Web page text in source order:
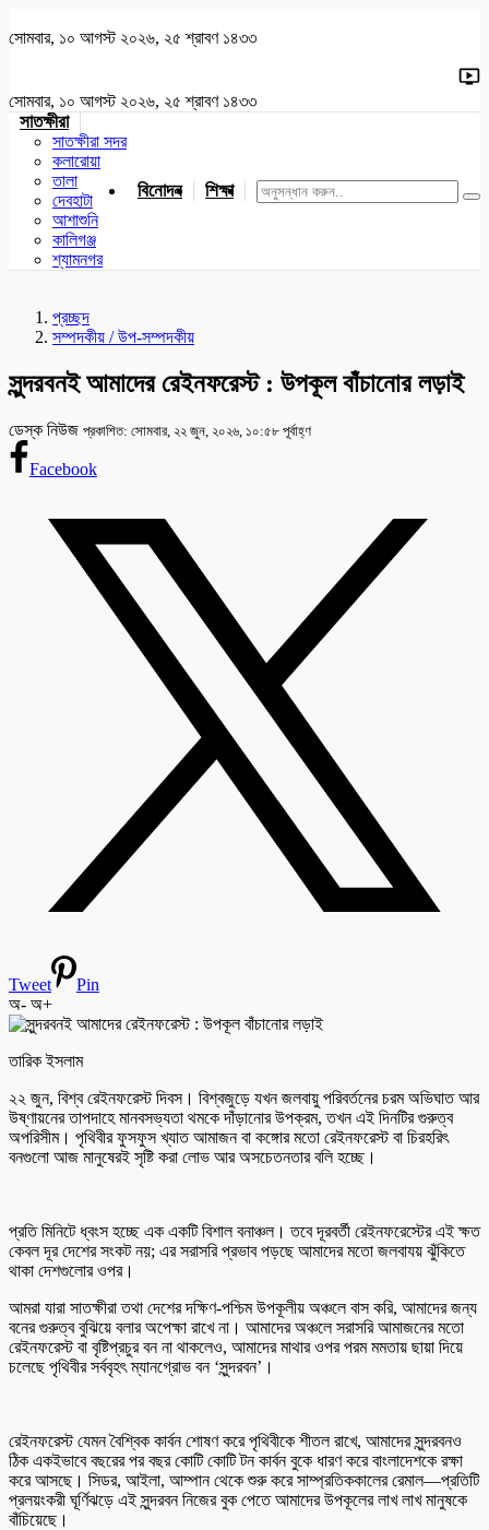
সোমবার, ১০ আগস্ট ২০২৬, ২৫ শ্রাবণ ১৪৩৩
সোমবার, ১০ আগস্ট ২০২৬, ২৫ শ্রাবণ ১৪৩৩
সাতক্ষীরা
সাতক্ষীরা সদর
কলারোয়া
তালা
দেবহাটা
আশাশুনি
কালিগঞ্জ
শ্যামনগর
বিনোদন শিক্ষা খেলাধুলা জাতীয় যশোর
প্রচ্ছদ
সম্পদকীয় / উপ-সম্পদকীয়
সুন্দরবনই আমাদের রেইনফরেস্ট : উপকূল বাঁচানোর লড়াই
ডেস্ক নিউজ প্রকাশিত: সোমবার, ২২ জুন, ২০২৬, ১০:৫৮ পূর্বাহ্ণ
Facebook
Tweet
Pin
অ- অ+
‎তারিক ইসলাম
‎২২ জুন, বিশ্ব রেইনফরেস্ট দিবস। বিশ্বজুড়ে যখন জলবায়ু পরিবর্তনের চরম অভিঘাত আর
উষ্ণায়নের তাপদাহে মানবসভ্যতা থমকে দাঁড়ানোর উপক্রম, তখন এই দিনটির গুরুত্ব
অপরিসীম। পৃথিবীর ফুসফুস খ্যাত আমাজন বা কঙ্গোর মতো রেইনফরেস্ট বা চিরহরিৎ
বনগুলো আজ মানুষেরই সৃষ্টি করা লোভ আর অসচেতনতার বলি হচ্ছে।
প্রতি মিনিটে ধ্বংস হচ্ছে এক একটি বিশাল বনাঞ্চল। তবে দূরবর্তী রেইনফরেস্টের এই ক্ষত
কেবল দূর দেশের সংকট নয়; এর সরাসরি প্রভাব পড়ছে আমাদের মতো জলবাযয় ঝুঁকিতে
থাকা দেশগুলোর ওপর।
‎আমরা যারা সাতক্ষীরা তথা দেশের দক্ষিণ-পশ্চিম উপকূলীয় অঞ্চলে বাস করি, আমাদের জন্য
বনের গুরুত্ব বুঝিয়ে বলার অপেক্ষা রাখে না। আমাদের অঞ্চলে সরাসরি আমাজনের মতো
রেইনফরেস্ট বা বৃষ্টিপ্রচুর বন না থাকলেও, আমাদের মাথার ওপর পরম মমতায় ছায়া দিয়ে
চলেছে পৃথিবীর সর্ববৃহৎ ম্যানগ্রোভ বন ‘সুন্দরবন’।
রেইনফরেস্ট যেমন বৈশ্বিক কার্বন শোষণ করে পৃথিবীকে শীতল রাখে, আমাদের সুন্দরবনও
ঠিক একইভাবে বছরের পর বছর কোটি কোটি টন কার্বন বুকে ধারণ করে বাংলাদেশকে রক্ষা
করে আসছে। সিডর, আইলা, আম্পান থেকে শুরু করে সাম্প্রতিককালের রেমাল—প্রতিটি
প্রলয়ংকরী ঘূর্ণিঝড়ে এই সুন্দরবন নিজের বুক পেতে আমাদের উপকূলের লাখ লাখ মানুষকে
বাঁচিয়েছে।